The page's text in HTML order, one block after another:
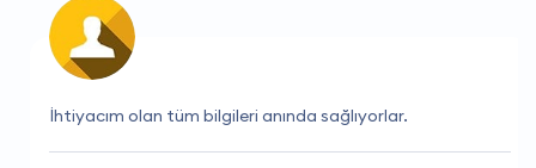
İhtiyacım olan tüm bilgileri anında sağlıyorlar.